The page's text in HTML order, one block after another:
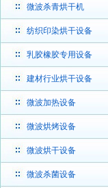
微波杀青烘干机
纺织印染烘干设备
乳胶橡胶专用设备
建材行业烘干设备
微波加热设备
微波烘烤设备
微波烘干设备
微波杀菌设备